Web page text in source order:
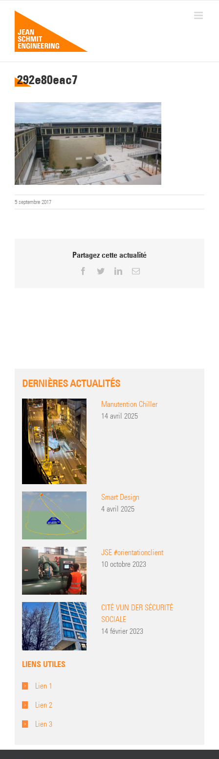
contenu
292e80eac7
5 septembre 2017
Partagez cette actualité
Facebook
TwitterLinkedInEmail
DERNIÈRES ACTUALITÉS
Manutention Chiller
14 avril 2025
Smart Design
4 avril 2025
JSE #orientationclient
10 octobre 2023
CITÉ VUN DER SÉCURITÉ
SOCIALE
14 février 2023
LIENS UTILES
Lien 1
Lien 2
Lien 3